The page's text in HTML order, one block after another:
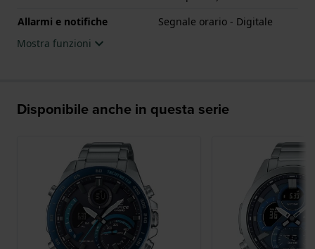
Allarmi e notifiche
Segnale orario - Digitale
Mostra funzioni
Disponibile anche in questa serie